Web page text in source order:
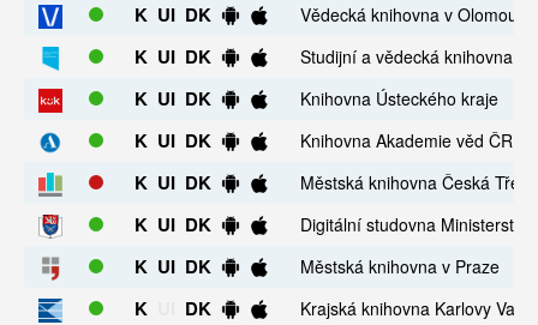
K UI DK Vědecká knihovna v Olomouci
K UI DK Studijní a vědecká knihovna v
K UI DK Knihovna Ústeckého kraje
K UI DK Knihovna Akademie věd ČR
K UI DK Městská knihovna Česká
K UI DK Digitální studovna Ministerstva
K UI DK Městská knihovna v Praze
K DK Krajská knihovna Karlovy Vary